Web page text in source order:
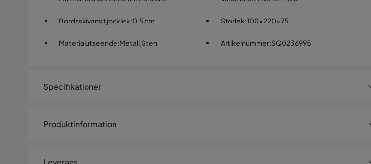
Bordsskivans tjocklek:0.5 cm Storlek:100x220x75
Materialutseende:Metall,Sten Artikelnummer:SQ0236995
Specifikationer
Storlek
Produktinformation
är tillverkade av aluminium och har pulverlackerats. Produkten är hållbar i skiftande väderförhållanden
Leverans